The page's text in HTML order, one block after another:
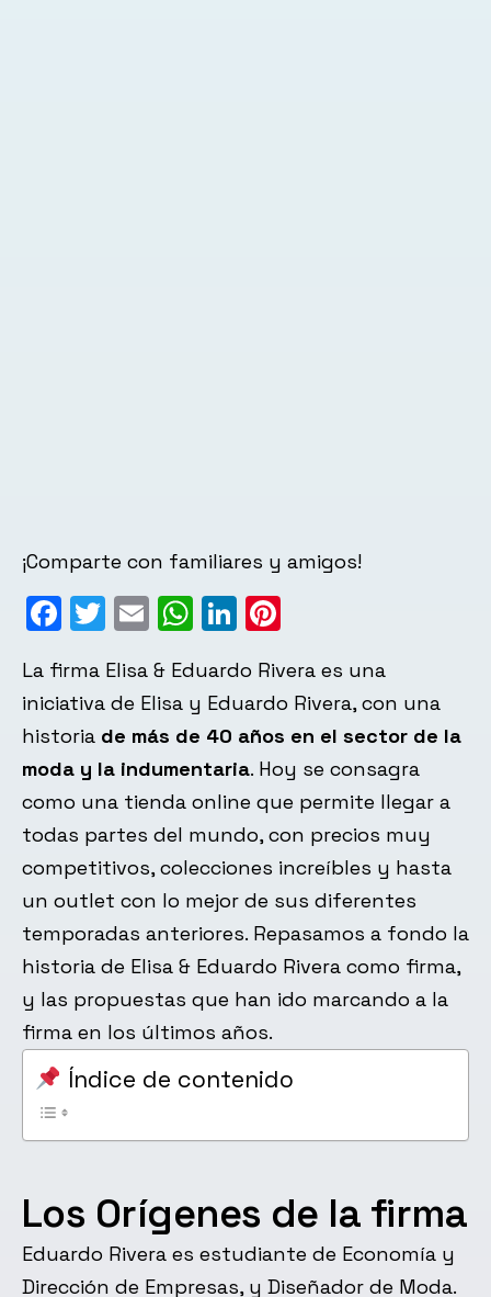
¡Comparte con familiares y amigos!
Facebook
Twitter
EmailWhatsApp
LinkedIn
La firma Elisa & Eduardo Rivera es una
iniciativa de Elisa y Eduardo Rivera, con una
historia de más de 40 años en el sector de la
moda y la indumentaria. Hoy se consagra
como una tienda online que permite llegar a
todas partes del mundo, con precios muy
competitivos, colecciones increíbles y hasta
un outlet con lo mejor de sus diferentes
temporadas anteriores. Repasamos a fondo la
historia de Elisa & Eduardo Rivera como firma,
y las propuestas que han ido marcando a la
firma en los últimos años.
Índice de contenido
Los Orígenes de la firma
Eduardo Rivera es estudiante de Economía y
Dirección de Empresas, y Diseñador de Moda.